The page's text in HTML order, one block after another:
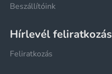
Beszállítóink
Hírlevél feliratkozás
Feliratkozás